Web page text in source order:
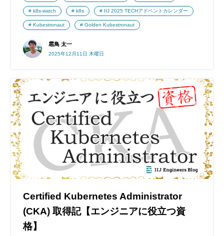
霜鳥 太一
2025年12月11日 木曜日
k8s-watch k8s IIJ 2025 TECHアドベントカレンダー
Kubestronaut Golden Kubestronaut
Certified Kubernetes Administrator
(CKA) 取得記【エンジニアに役立つ資
格】